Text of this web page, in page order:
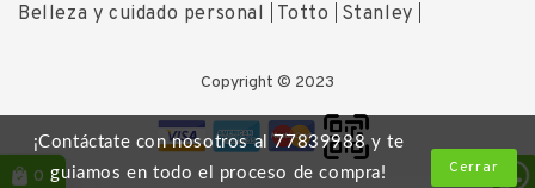
0
¡Contáctate con nosotros al 77839988 y te
guiamos en todo el proceso de compra!
Cerrar
Belleza y cuidado personal
Totto Stanley
Copyright © 2023